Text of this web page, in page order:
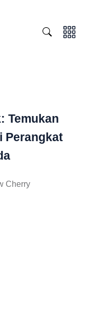
Temukan
Perangkat
Cherry